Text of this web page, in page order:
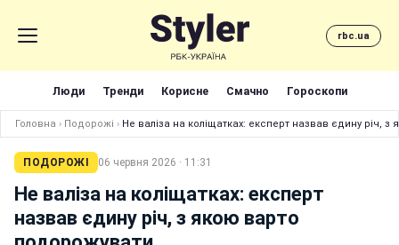
rbc.ua
Люди Тренди Корисне Смачно Гороскопи
Головна › Подорожі › Не валіза на коліщатках: експерт назвав єдину річ,
ПОДОРОЖІ 06 червня 2026 · 11:31
Не валіза на коліщатках: експерт
назвав єдину річ, з якою варто